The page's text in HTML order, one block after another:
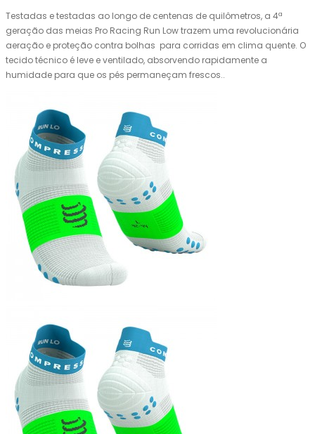
Testadas e testadas ao longo de centenas de quilômetros, a 4ª
geração das meias Pro Racing Run Low trazem uma revolucionária
aeração e proteção contra bolhas para corridas em clima quente. O
tecido técnico é leve e ventilado, absorvendo rapidamente a
humidade para que os pés permaneçam frescos..